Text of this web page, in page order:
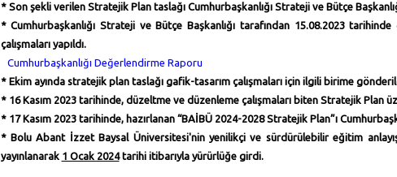
* Son şekli verilen Stratejik Plan taslağı Cumhurbaşkanlığı Strateji ve Bütçe
* Cumhurbaşkanlığı Strateji ve Bütçe Başkanlığı tarafından 15.08.2023
çalışmaları yapıldı.
Cumhurbaşkanlığı Değerlendirme Raporu
* Ekim ayında stratejik plan taslağı gafik-tasarım çalışmaları için ilgili birime
* 16 Kasım 2023 tarihinde, düzeltme ve düzenleme çalışmaları biten Stratejik Plan
* 17 Kasım 2023 tarihinde, hazırlanan “BAİBÜ 2024-2028 Stratejik Plan”ı
* Bolu Abant İzzet Baysal Üniversitesi'nin yenilikçi ve sürdürülebilir eğitim
yayınlanarak 1 Ocak 2024tarihi itibarıyla yürürlüğe girdi.